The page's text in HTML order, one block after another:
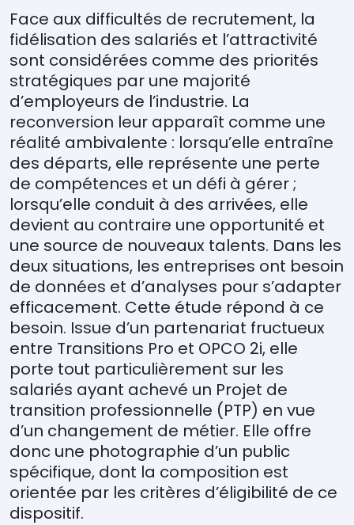
Face aux difficultés de recrutement, la
fidélisation des salariés et l’attractivité
sont considérées comme des priorités
stratégiques par une majorité
d’employeurs de l’industrie. La
reconversion leur apparaît comme une
réalité ambivalente : lorsqu’elle entraîne
des départs, elle représente une perte
de compétences et un défi à gérer ;
lorsqu’elle conduit à des arrivées, elle
devient au contraire une opportunité et
une source de nouveaux talents. Dans les
deux situations, les entreprises ont besoin
de données et d’analyses pour s’adapter
efficacement. Cette étude répond à ce
besoin. Issue d’un partenariat fructueux
entre Transitions Pro et OPCO 2i, elle
porte tout particulièrement sur les
salariés ayant achevé un Projet de
transition professionnelle (PTP) en vue
d’un changement de métier. Elle offre
donc une photographie d’un public
spécifique, dont la composition est
orientée par les critères d’éligibilité de ce
dispositif.